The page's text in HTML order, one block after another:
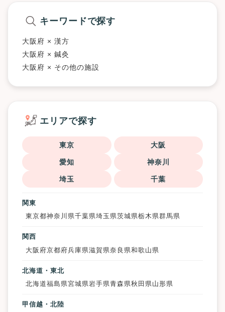
キーワードで探す
大阪府 × 漢方
大阪府 × 鍼灸
大阪府 × その他の施設
エリアで探す
東京 大阪
愛知 神奈川
埼玉 千葉
関東
東京都神奈川県千葉県埼玉県茨城県栃木県群馬県
関西
大阪府京都府兵庫県滋賀県奈良県和歌山県
北海道・東北
北海道福島県宮城県岩手県青森県秋田県山形県
甲信越・北陸